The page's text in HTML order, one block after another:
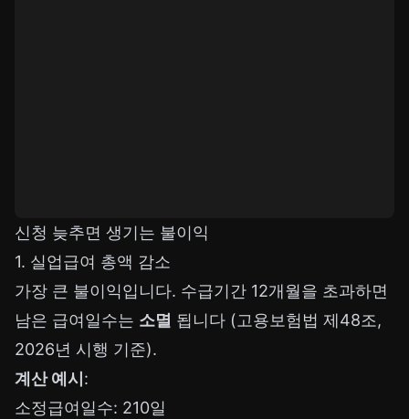
신청 늦추면 생기는 불이익
1. 실업급여 총액 감소
가장 큰 불이익입니다. 수급기간 12개월을 초과하면
남은 급여일수는 소멸 됩니다 (고용보험법 제48조,
2026년 시행 기준).
계산 예시 :
소정급여일수: 210일